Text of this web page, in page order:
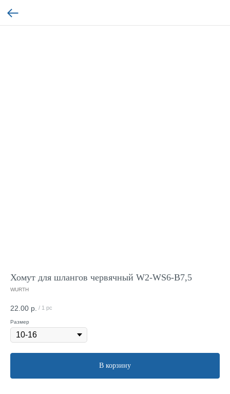
Хомут для шлангов червячный W2-WS6-B7,5
WURTH
22.00 р. / 1 pc
Размер
В корзину